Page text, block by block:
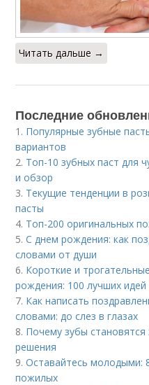
Читать дальше →
Последние
1. Популярные зубные
вариантов
2. Топ-10 зубных паст для
и обзор
3. Текущие тенденции в
пасты
4. Топ-200 оригинальных
5.С днем рождения: как
словами от души
6. Короткие и
рождения: 100 лучших идей
7. Как написать
словами: до слез в глазах
8. Почему зубы становятся
решения
9.Оставайтесь молодыми:
пожилых